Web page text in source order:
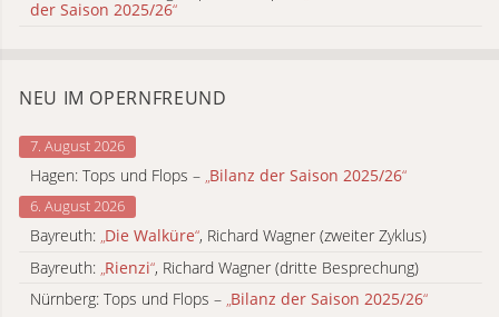
der Saison 2025/26“
NEU IM OPERNFREUND
7. August 2026
Hagen: Tops und Flops – „Bilanz der Saison 2025/26“
6. August 2026
Bayreuth: „Die Walküre“, Richard Wagner (zweiter Zyklus)
Bayreuth: Rienzi“, Richard Wagner (dritte Besprechung)
Nürnberg: Tops und Flops – „Bilanz der Saison 2025/26“